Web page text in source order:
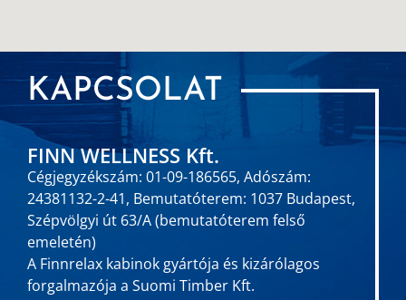
KAPCSOLAT
FINN WELLNESS Kft.
Cégjegyzékszám: 01-09-186565, Adószám:
24381132-2-41, Bemutatóterem: 1037 Budapest,
Szépvölgyi út 63/A (bemutatóterem felső
emeletén)
A Finnrelax kabinok gyártója és kizárólagos
forgalmazója a Suomi Timber Kft.